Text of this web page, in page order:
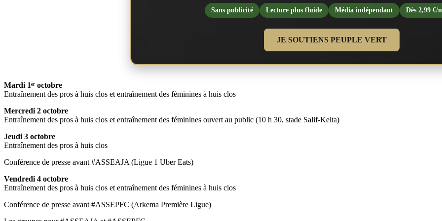
Sans publicité Lecture plus fluide Média indépendant Dès 2,99 €/
JE SOUTIENS PEUPLE VERT
Mardi 1ᵉʳ octobre
Entraînement des pros à huis clos et entraînement des féminines à huis clos
Mercredi 2 octobre
Entraînement des pros à huis clos et entraînement des féminines ouvert au public (10 h 30, stade Salif-Keita)
Jeudi 3 octobre
Entraînement des pros à huis clos
Conférence de presse avant #ASSEAJA (Ligue 1 Uber Eats)
Vendredi 4 octobre
Entraînement des pros à huis clos et entraînement des féminines à huis clos
Conférence de presse avant #ASSEPFC (Arkema Première Ligue)